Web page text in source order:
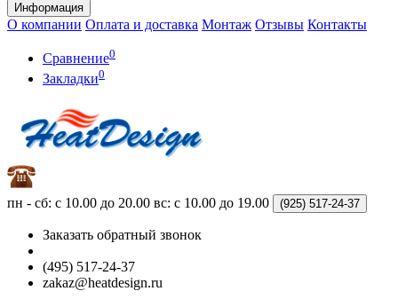
Информация
О компании Оплата и доставка Монтаж Отзывы Контакты
Сравнение0
Закладки0
пн - сб: с 10.00 до 20.00 вс: с 10.00 до 19.00 (925) 517-24-37
Заказать обратный звонок
(495) 517-24-37
zakaz@heatdesign.ru